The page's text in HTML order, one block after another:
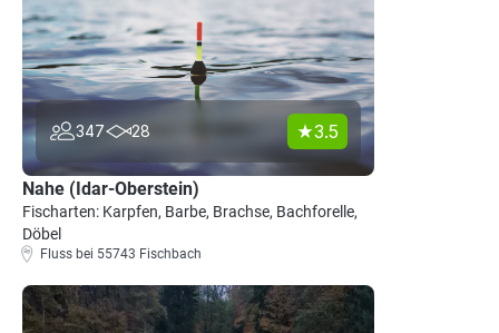
347 28 3.5
Nahe (Idar-Oberstein)
Fischarten: Karpfen, Barbe, Brachse, Bachforelle,
Döbel
Fluss bei 55743 Fischbach